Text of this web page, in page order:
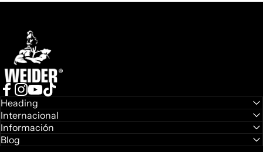
Weider
Facebook
Instagram
YouTube
Heading
Internacional
Información
Blog